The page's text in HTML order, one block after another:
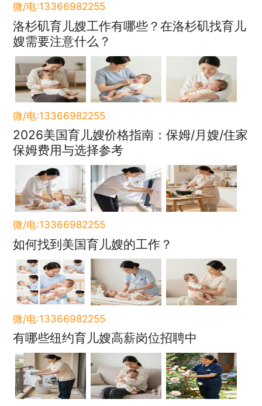
微/电:13366982255
洛杉矶育儿嫂工作有哪些？在洛杉矶找育儿
嫂需要注意什么？
微/电:13366982255
2026美国育儿嫂价格指南：保姆/月嫂/住家
保姆费用与选择参考
微/电:13366982255
如何找到美国育儿嫂的工作？
微/电:13366982255
有哪些纽约育儿嫂高薪岗位招聘中